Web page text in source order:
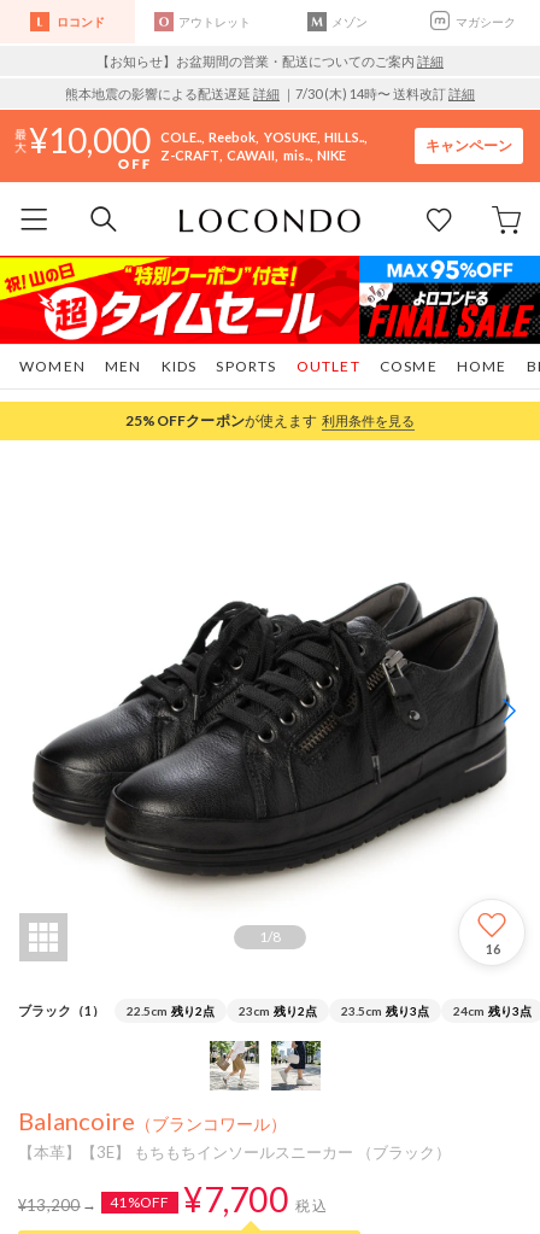
ロコンド アウトレット メゾン マガシーク
【お知らせ】お盆期間の営業・配送についてのご案内 詳細
熊本地震の影響による配送遅延 詳細 ｜7/30 (木) 14時〜 送料改訂詳細
10,000 COLE.. Reebok YOSUKE HILLS..
Z-CRAFT CAWAII mis.. NIKE
キャンペーン
WOMEN MEN KIDS SPORTS COSME HOME
OUTLET
25%OFFクーポンが使えます 利用条件を見る
1 /8
16
ブラック（1） 22.5cm 残り2点 23cm 残り2点 23.5cm 残り3点 24cm 残り3点
Balancoire （ブランコワール）
【本革】【3E】 もちもちインソールスニーカー （ブラック）
¥13,200 41%OFF ¥7,700 税込